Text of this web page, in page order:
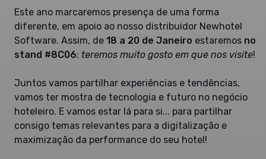
Este ano marcaremos presença de uma forma
diferente, em apoio ao nosso distribuidor Newhotel
Software. Assim, de 18 a 20 de Janeiro estaremos no
stand #8C06: teremos muito gosto em que nos visite!
Juntos vamos partilhar experiências e tendências,
vamos ter mostra de tecnologia e futuro no negócio
hoteleiro. E vamos estar lá para si... para partilhar
consigo temas relevantes para a digitalização e
maximização da performance do seu hotel!